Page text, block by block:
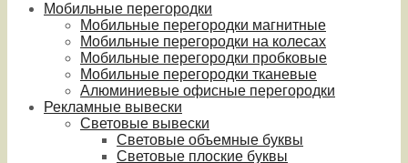
Мобильные перегородки
Мобильные перегородки магнитные
Мобильные перегородки на колесах
Мобильные перегородки пробковые
Мобильные перегородки тканевые
Алюминиевые офисные перегородки
Рекламные вывески
Световые вывески
Световые объемные буквы
Световые плоские буквы